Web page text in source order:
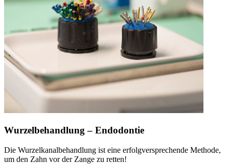
Wurzelbehandlung – Endodontie
Die Wurzelkanalbehandlung ist eine erfolgversprechende Methode,
um den Zahn vor der Zange zu retten!